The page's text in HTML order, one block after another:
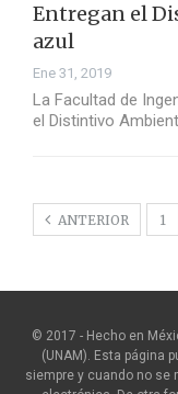
Entregan el
azul
Ene 31, 2019
La Facultad de
el Distintivo
ANTERIOR 1
© 2017 - Hecho en
(UNAM). Esta página
siempre y cuando no se